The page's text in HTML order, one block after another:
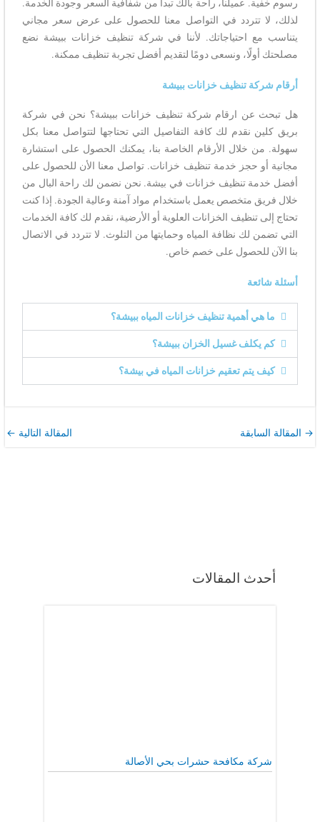
أحدث المقالات
شركة مكافحة حشرات بحي الأصالة
رسوم خفية. عميلنا، راحة بالك تبدأ من شفافية السعر وجودة الخدمة.
لذلك، لا تتردد في التواصل معنا للحصول على عرض سعر مجاني
يتناسب مع احتياجاتك. لأننا في شركة تنظيف خزانات ببيشة نضع
مصلحتك أولًا، ونسعى دومًا لتقديم أفضل تجربة تنظيف ممكنة.
أرقام شركة تنظيف خزانات ببيشة
هل تبحث عن ارقام شركة تنظيف خزانات ببيشة؟ نحن في شركة
بريق كلين نقدم لك كافة التفاصيل التي تحتاجها لتتواصل معنا بكل
سهولة. من خلال الأرقام الخاصة بنا، يمكنك الحصول على استشارة
مجانية أو حجز خدمة تنظيف خزانات. تواصل معنا الأن للحصول على
أفضل خدمة تنظيف خزانات في بيشة. نحن نضمن لك راحة البال من
خلال فريق متخصص يعمل باستخدام مواد آمنة وعالية الجودة. إذا كنت
تحتاج إلى تنظيف الخزانات العلوية أو الأرضية، نقدم لك كافة الخدمات
التي تضمن لك نظافة المياه وحمايتها من التلوث. لا تتردد في الاتصال
بنا الآن للحصول على خصم خاص.
أسئلة شائعة
ما هي أهمية تنظيف خزانات المياه ببيشة؟
كم يكلف غسيل الخزان ببيشة؟
كيف يتم تعقيم خزانات المياه في بيشة؟
→ المقالة السابقة المقالة التالية ←